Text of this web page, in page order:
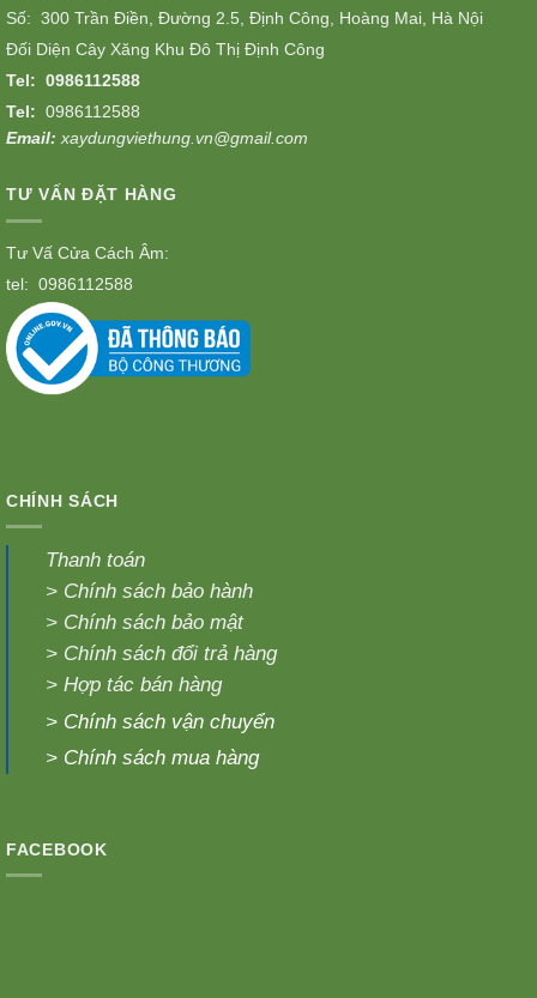
Số: 300 Trần Điền, Đường 2.5, Định Công, Hoàng Mai, Hà Nội
Đối Diện Cây Xăng Khu Đô Thị Định Công
Tel: 0986112588
Tel: 0986112588
Email: xaydungviethung.vn@gmail.com
TƯ VẤN ĐẶT HÀNG
Tư Vấ Cửa Cách Âm:
tel: 0986112588
CHÍNH SÁCH
Thanh toán
> Chính sách bảo hành
> Chính sách bảo mật
> Chính sách đổi trả hàng
>Hợp tác bán hàng
> Chính sách vận chuyển
> Chính sách mua hàng
FACEBOOK